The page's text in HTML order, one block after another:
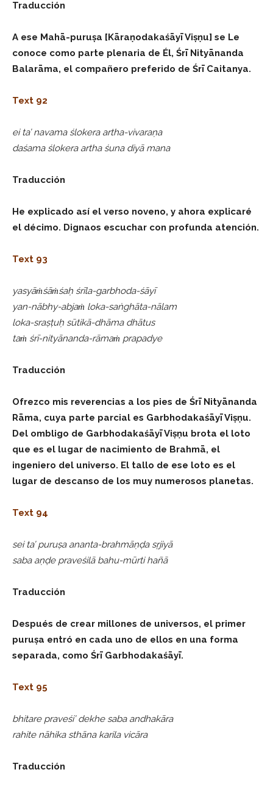
Traducción
A ese Mahā-puruṣa [Kāraṇodakaśāyī Viṣṇu] se Le
conoce como parte plenaria de Él, Śrī Nityānanda
Balarāma, el compañero preferido de Śrī Caitanya.
Text 92
ei ta’ navama ślokera artha-vivaraṇa
daśama ślokera artha śuna diyā mana
Traducción
He explicado así el verso noveno, y ahora explicaré
el décimo. Dignaos escuchar con profunda atención.
Text 93
yasyāṁśāṁśaḥ śrīla-garbhoda-śāyī
yan-nābhy-abjaṁ loka-saṅghāta-nālam
loka-sraṣṭuḥ sūtikā-dhāma dhātus
taṁ śrī-nityānanda-rāmaṁ prapadye
Traducción
Ofrezco mis reverencias a los pies de Śrī Nityānanda
Rāma, cuya parte parcial es Garbhodakaśāyī Viṣṇu.
Del ombligo de Garbhodakaśāyī Viṣṇu brota el loto
que es el lugar de nacimiento de Brahmā, el
ingeniero del universo. El tallo de ese loto es el
lugar de descanso de los muy numerosos planetas.
Text 94
sei ta’ puruṣa ananta-brahmāṇḍa sṛjiyā
saba aṇḍe praveśilā bahu-mūrti hañā
Traducción
Después de crear millones de universos, el primer
puruṣa entró en cada uno de ellos en una forma
separada, como Śrī Garbhodakaśāyī.
Text 95
bhitare praveśi’ dekhe saba andhakāra
rahite nāhika sthāna karila vicāra
Traducción